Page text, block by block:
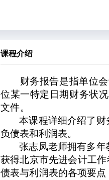
课程介绍
财务报告是指单位
位某一特定日期财务状
文件。
本课程详细介绍了
负债表和利润表。
张志凤老师拥有多年
获得北京市先进会计工
债表与利润表的各项要